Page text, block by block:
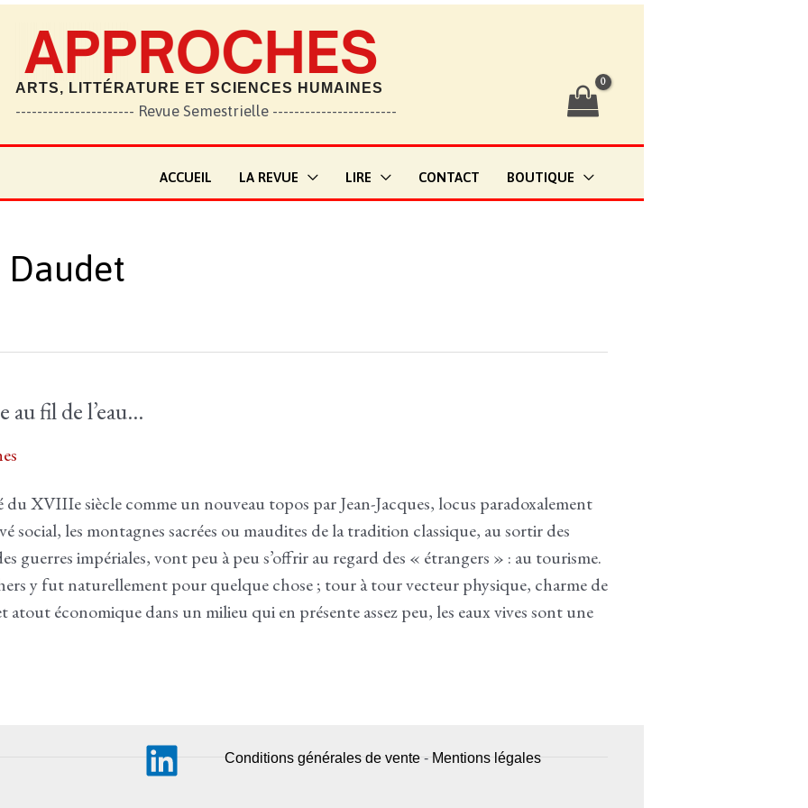
ARTS, LITTÉRATURE ET SCIENCES HUMAINES
---------------------- Revue Semestrielle -----------------------
ACCUEIL LA REVUE LIRE CONTACT BOUTIQUE
au fil de l’eau…
du XVIIIe siècle comme un nouveau topos par Jean-Jacques, locus paradoxalement
social, les montagnes sacrées ou maudites de la tradition classique, au sortir des
guerres impériales, vont peu à peu s’offrir au regard des « étrangers » : au tourisme.
y fut naturellement pour quelque chose ; tour à tour vecteur physique, charme de
économique dans un milieu qui en présente assez peu, les eaux vives sont une
Conditions générales de vente - Mentions légales